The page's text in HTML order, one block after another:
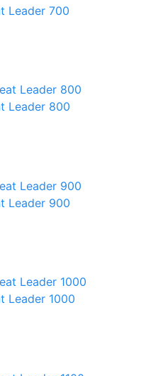
Leader 700
Leader 800
Leader 900
Leader 1000